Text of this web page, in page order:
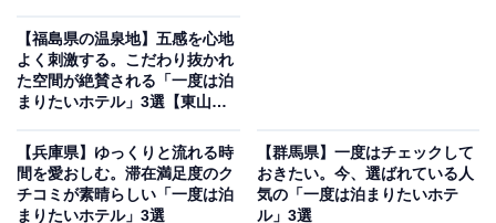
「長良川温泉 十八楼」は、創業160有余年の歴史を誇る
老舗旅館。清流長良川を望む大浴場「川の瀬」「川の
【福島県の温泉地】五感を心地
よく刺激する。こだわり抜かれ
た空間が絶賛される「一度は泊
まりたいホテル」3選【東山温
泉】
【兵庫県】ゆっくりと流れる時
間を愛おしむ。滞在満足度のク
チコミが素晴らしい「一度は泊
まりたいホテル」3選
【群馬県】一度はチェックして
おきたい。今、選ばれている人
気の「一度は泊まりたいホテ
ル」3選